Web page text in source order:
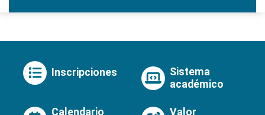
Inscripciones
Sistema
académico
Calendario
Valor